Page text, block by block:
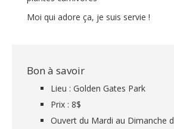
Moi qui adore ça, je suis servie !
Bon à savoir
Lieu : Golden Gates Park
Prix : 8$
Ouvert du Mardi au Dimanche